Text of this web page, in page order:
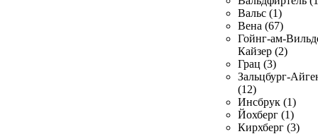
Вальс (1)
Вена (67)
Гойнг-ам-
Кайзер (2)
Грац (3)
Зальцбург-
(12)
Инсбрук (1)
Йохберг (1)
Кирхберг (3)